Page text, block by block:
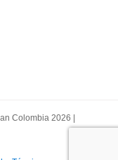
Colombia 2026 |